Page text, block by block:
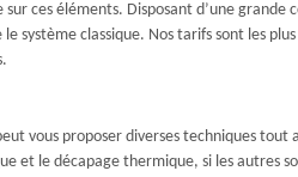
ces éléments. Disposant d’une grande
système classique. Nos tarifs sont les
vous proposer diverses techniques tout
et le décapage thermique, si les autres